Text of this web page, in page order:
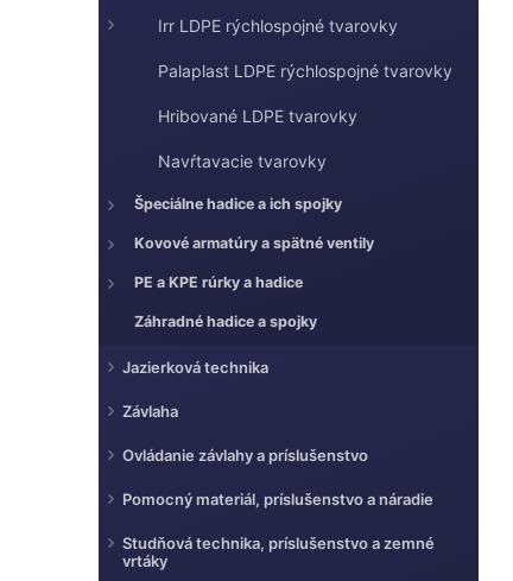
Irr LDPE rýchlospojné tvarovky
Palaplast LDPE rýchlospojné tvarovky
Hribované LDPE tvarovky
Navŕtavacie tvarovky
Špeciálne hadice a ich spojky
Kovové armatúry a spätné ventily
PE a KPE rúrky a hadice
Záhradné hadice a spojky
Jazierková technika
Závlaha
Ovládanie závlahy a príslušenstvo
Pomocný materiál, príslušenstvo a náradie
Studňová technika, príslušenstvo a zemné
vrtáky